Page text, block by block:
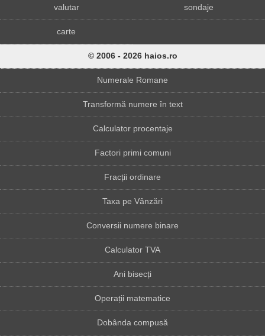
valutar sondaje
carte
© 2006 - 2026 haios.ro
Numerale Romane
Transformă numere în text
Calculator procentaje
Factori primi comuni
Fracții ordinare
Taxa pe Vânzări
Conversii numere binare
Calculator TVA
Ani bisecți
Operații matematice
Dobânda compusă